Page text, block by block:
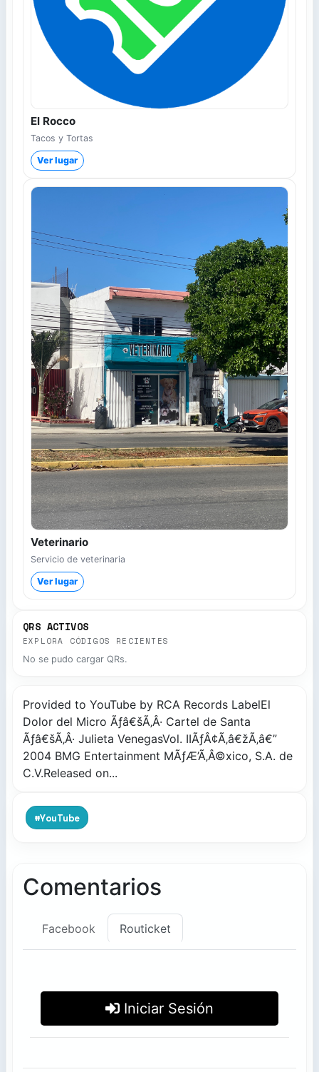
El Rocco
Tacos y Tortas
Ver lugar
Veterinario
Servicio de veterinaria
Ver lugar
QRS ACTIVOS
EXPLORA CÓDIGOS RECIENTES
No se pudo cargar QRs.
Provided to YouTube by RCA Records LabelEl
Dolor del Micro Ãƒâ€šÃ‚Â· Cartel de Santa
Ãƒâ€šÃ‚Â· Julieta VenegasVol. IIÃƒÂ¢Ã‚â€žÃ‚â€”
2004 BMG Entertainment MÃƒÆ’Ã‚Â©xico, S.A. de
C.V.Released on...
#YouTube
Comentarios
Facebook Routicket
Iniciar Sesión